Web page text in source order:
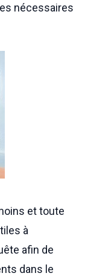
nécessaires
et toute
à
afin de
dans le